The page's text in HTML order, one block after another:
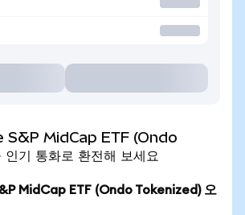
S&P MidCap ETF (Ondo
기 통화로 환전해 보세요
MidCap ETF (Ondo Tokenized) 오